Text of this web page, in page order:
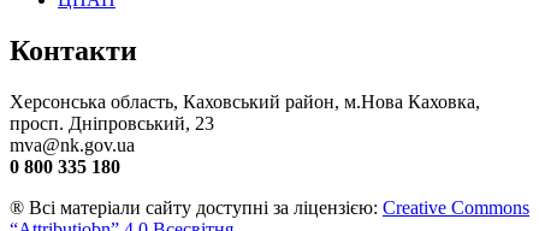
Контакти
Херсонська область, Каховський район, м.Нова Каховка,
просп. Дніпровський, 23
mva@nk.gov.ua
0 800 335 180
® Всі матеріали сайту доступні за ліцензією: Creative Commons